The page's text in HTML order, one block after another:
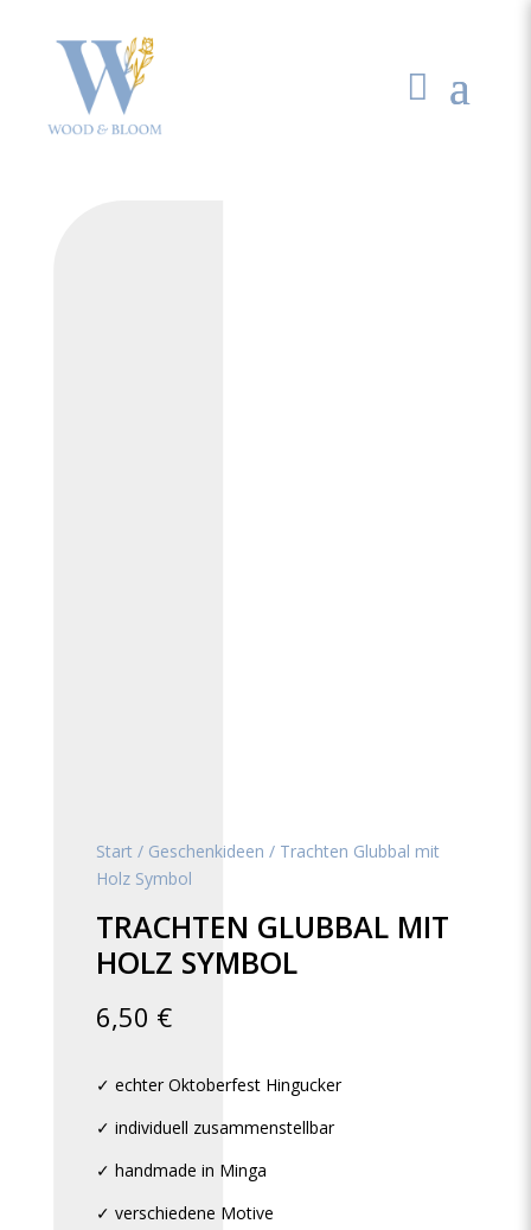
Start / Geschenkideen / Trachten Glubbal mit
Holz Symbol
TRACHTEN GLUBBAL MIT
HOLZ SYMBOL
6,50 €
✓ echter Oktoberfest Hingucker
✓ individuell zusammenstellbar
✓ handmade in Minga
✓ verschiedene Motive